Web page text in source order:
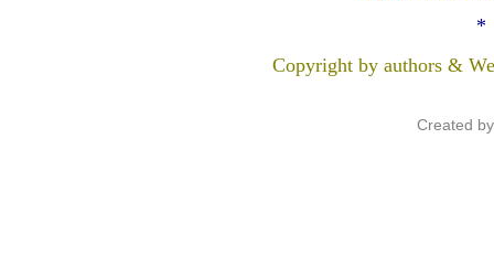
*
Copyright by authors &
Created